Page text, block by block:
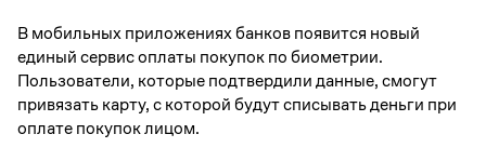
В мобильных приложениях банков появится новый
единый сервис оплаты покупок по биометрии.
Пользователи, которые подтвердили данные, смогут
привязать карту, с которой будут списывать деньги при
оплате покупок лицом.